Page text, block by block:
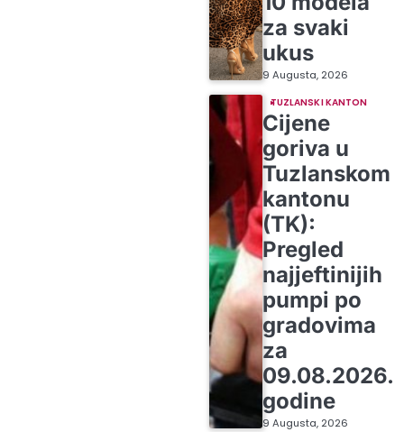
za svaki
ukus
9 Augusta, 2026
TUZLANSKI KANTON
Cijene
goriva u
Tuzlanskom
kantonu
(TK):
Pregled
najjeftinijih
pumpi po
gradovima
za
09.08.2026.
godine
9 Augusta, 2026